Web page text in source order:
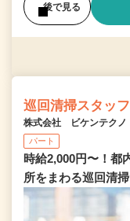
後で見る
巡回清掃スタッフ
株式会社 ビケンテク
パート
時給2,000円〜！都
所をまわる巡回清